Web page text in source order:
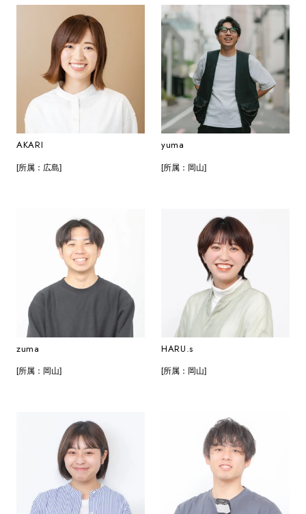
AKARI
[所属：広島]
yuma
[所属：岡山]
zuma
[所属：岡山]
HARU.s
[所属：岡山]